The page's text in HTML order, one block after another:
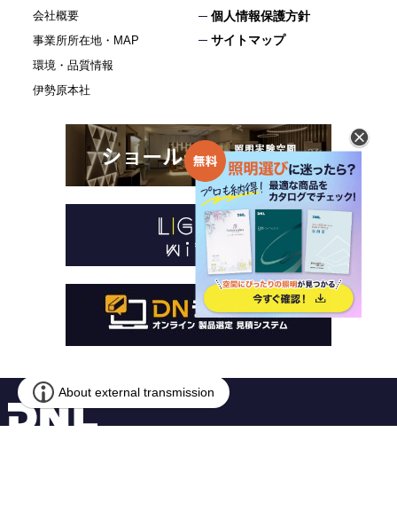
会社概要
事業所所在地・MAP
環境・品質情報
伊勢原本社
個人情報保護方針
サイトマップ